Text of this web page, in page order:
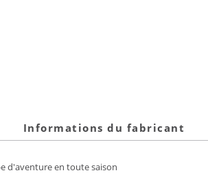
Informations du fabricant
d'aventure en toute saison